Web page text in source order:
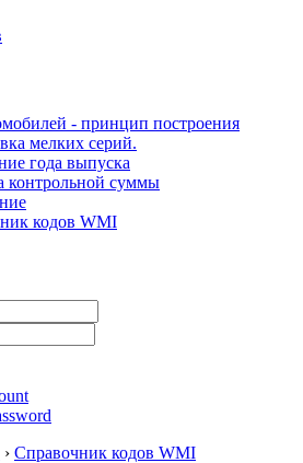
- принцип построения
мелких серий.
года выпуска
контрольной суммы
кодов WMI
› Справочник кодов WMI